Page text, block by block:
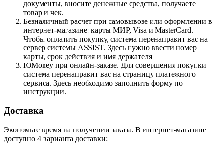
документы, вносите денежные средства, получаете
товар и чек.
Безналичный расчет при самовывозе или оформлении в
интернет-магазине: карты МИР, Visa и MasterCard.
Чтобы оплатить покупку, система перенаправит вас на
сервер системы ASSIST. Здесь нужно ввести номер
карты, срок действия и имя держателя.
ЮMoney при онлайн-заказе. Для совершения покупки
система перенаправит вас на страницу платежного
сервиса. Здесь необходимо заполнить форму по
инструкции.
Доставка
Экономьте время на получении заказа. В интернет-магазине
доступно 4 варианта доставки: